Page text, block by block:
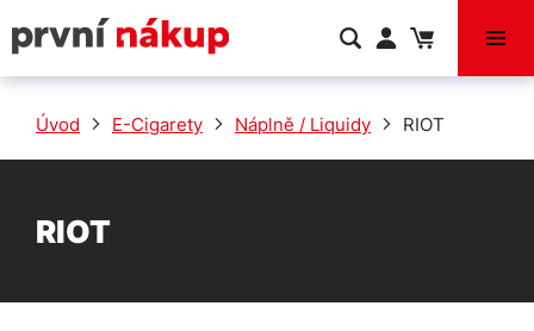
VÝPRODEJ
Úvod E-Cigarety Náplně / Liquidy RIOT
RIOT